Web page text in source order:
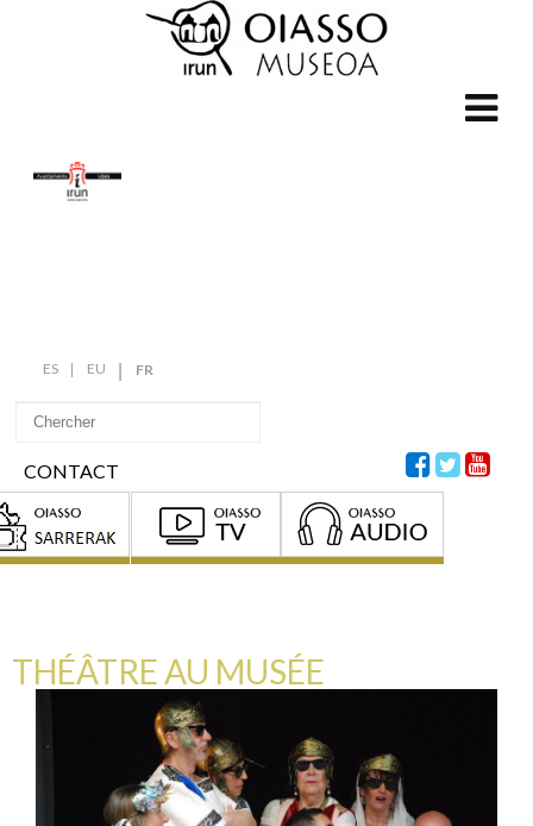
ES EU FR
CONTACT
THÉÂTRE AU MUSÉE